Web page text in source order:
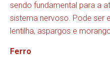
sendo fundamental para a
sistema nervoso. Pode ser
lentilha, aspargos e
Ferro